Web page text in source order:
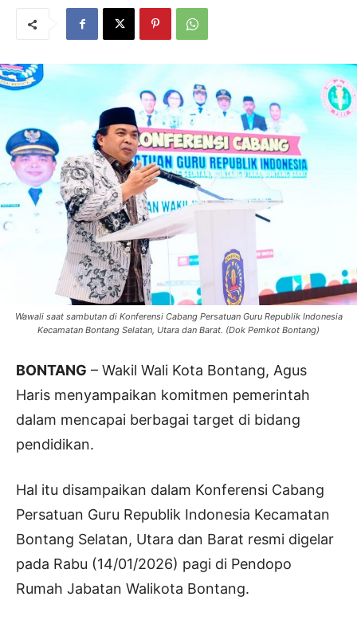
Wawali saat sambutan di Konferensi Cabang Persatuan Guru Republik Indonesia
Kecamatan Bontang Selatan, Utara dan Barat. (Dok Pemkot Bontang)
BONTANG – Wakil Wali Kota Bontang, Agus
Haris menyampaikan komitmen pemerintah
dalam mencapai berbagai target di bidang
pendidikan.
Hal itu disampaikan dalam Konferensi Cabang
Persatuan Guru Republik Indonesia Kecamatan
Bontang Selatan, Utara dan Barat resmi digelar
pada Rabu (14/01/2026) pagi di Pendopo
Rumah Jabatan Walikota Bontang.